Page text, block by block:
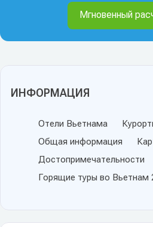
ИНФОРМАЦИЯ
Отели Вьетнама
Общая информация
Достопримечательности
Горящие туры во Вьетнам
Мгновенный